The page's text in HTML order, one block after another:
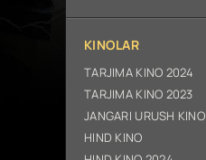
KINOLAR
TARJIMA KINO 2024
TARJIMA KINO 2023
JANGARI URUSH KINO
HIND KINO